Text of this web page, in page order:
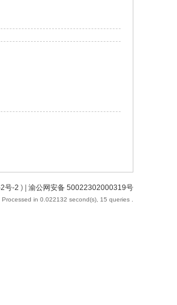
号-2 ) | 渝公网安备 50022302000319号
, Processed in 0.022132 second(s), 15 queries .